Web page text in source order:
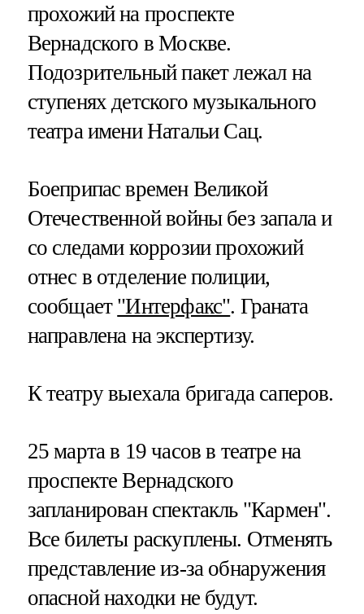
прохожий на проспекте
Вернадского в Москве.
Подозрительный пакет лежал на
ступенях детского музыкального
театра имени Натальи Сац.
Боеприпас времен Великой
Отечественной войны без запала и
со следами коррозии прохожий
отнес в отделение полиции,
сообщает "Интерфакс". Граната
направлена на экспертизу.
К театру выехала бригада саперов.
25 марта в 19 часов в театре на
проспекте Вернадского
запланирован спектакль "Кармен".
Все билеты раскуплены. Отменять
представление из-за обнаружения
опасной находки не будут.